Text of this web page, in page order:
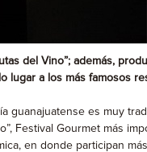
del Vino”; además,
lugar a los más
guanajuatense es muy
Festival Gourmet más
en donde participan